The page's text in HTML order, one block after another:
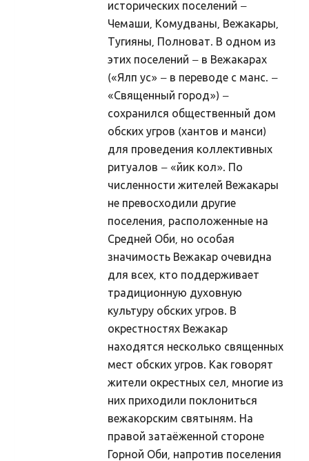
Liikuvad pyhad
Taarausulistest. Kaupo Deemant
Kustas Utuste elutöö peatähiseid
Taaralastest ja Kustas Utuste kirjakogust. Küllo
Hiis nr 2 (II pool)
исторических поселений –
Чемаши, Комудваны, Вежакары,
Тугияны, Полноват. В одном из
этих поселений – в Вежакарах
(«Ялп ус» – в переводе с манс. –
«Священный город») –
сохранился общественный дом
обских угров (хантов и манси)
для проведения коллективных
ритуалов – «йик кол». По
численности жителей Вежакары
не превосходили другие
поселения, расположенные на
Средней Оби, но особая
значимость Вежакар очевидна
для всех, кто поддерживает
традиционную духовную
культуру обских угров. В
окрестностях Вежакар
находятся несколько священных
мест обских угров. Как говорят
жители окрестных сел, многие из
них приходили поклониться
вежакорским святыням. На
правой затаёженной стороне
Горной Оби, напротив поселения